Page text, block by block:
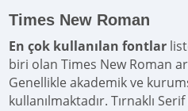
Times New Roman
En çok kullanılan fontlar
biri olan Times New Roman
Genellikle akademik ve
kullanılmaktadır. Tırnaklı